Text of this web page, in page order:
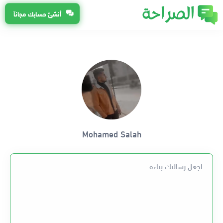
أنشئ حسابك مجاناً
Mohamed Salah